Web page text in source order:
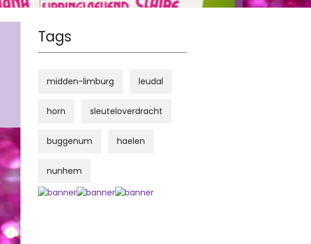
Tags
midden-limburg leudal
horn sleuteloverdracht
buggenum haelen
nunhem